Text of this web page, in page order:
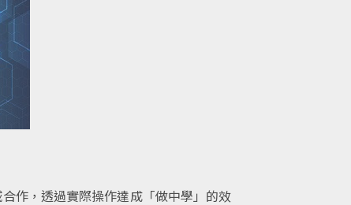
作，透過實際操作達成「做中學」的效